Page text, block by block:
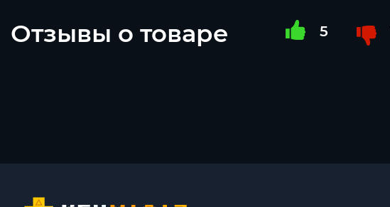
Отзывы о товаре 5